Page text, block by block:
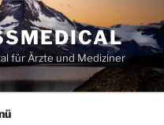
für Ärzte und Mediziner